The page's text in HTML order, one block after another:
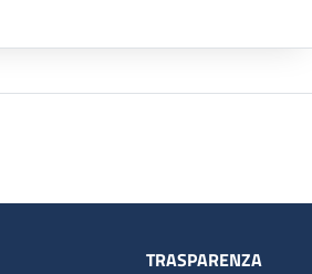
TRASPARENZA